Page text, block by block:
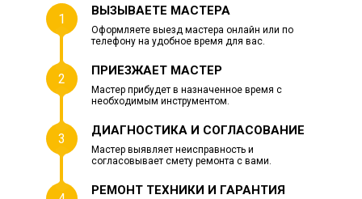
1
ВЫЗЫВАЕТЕ МАСТЕРА
Оформляете выезд мастера онлайн или по
телефону на удобное время для вас.
2
ПРИЕЗЖАЕТ МАСТЕР
Мастер прибудет в назначенное время с
необходимым инструментом.
3
ДИАГНОСТИКА И СОГЛАСОВАНИЕ
Мастер выявляет неисправность и
согласовывает смету ремонта с вами.
РЕМОНТ ТЕХНИКИ И ГАРАНТИЯ